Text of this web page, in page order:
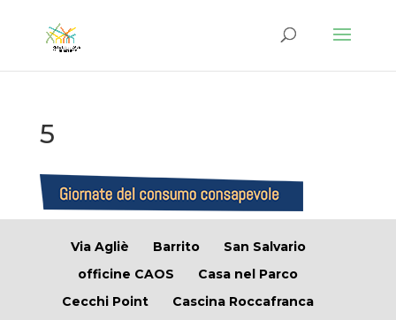
5
Via Agliè Barrito
San Salvario
officine CAOS
Casa nel Parco
Cecchi Point
Cascina Roccafranca